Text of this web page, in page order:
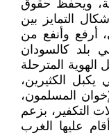
ويحفظ حقوق
التمايز بين
أرفع وأنفع من
بلد كالسودان
الهوية المترحلة
يكبل الكثيرين،
المسلمون،
التكفير، بزعم
عليها الغرب